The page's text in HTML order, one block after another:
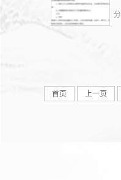
首页 上一页